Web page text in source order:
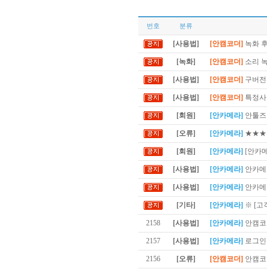
번호 분류
[사용법] [안캠코더] 녹화
[녹화] [안캠코더] 소리
[사용법] [안캠코더] 구버
[사용법] [안캠코더] 특정
[회원] [안카메라] 안툴
[오류] [안카메라] ★★★
[회원] [안카메라] [안카
[사용법] [안카메라] 안카
[사용법] [안카메라] 안카
[기타] [안카메라] ※ [고
2158 [사용법] [안카메라] 안캠
2157 [사용법] [안카메라] 로그
2156 [오류] [안캠코더] 안캠